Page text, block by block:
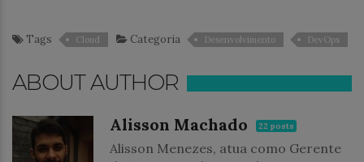
Tags Cloud Categoria Desenvolvimento DevOps
ABOUT AUTHOR
Alisson Machado 22 posts
Alisson Menezes, atua como Gerente